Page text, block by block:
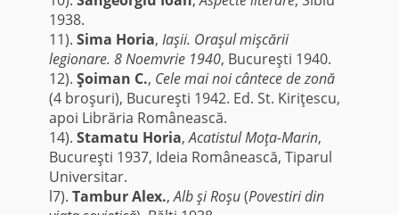
1938.
11). Sima Horia, Iaşii. Oraşul mişcării
legionare. 8 Noemvrie 1940, Bucureşti 1940.
12). Şoiman C., Cele mai noi cântece de zonă
(4 broşuri), Bucureşti 1942. Ed. St. Kiriţescu,
apoi Librăria Românească.
14). Stamatu Horia,Acatistul Moţa-Marin,
Bucureşti 1937, Ideia Românească, Tiparul
Universitar.
l7). Tambur Alex.,Alb şi Roşu(Povestiri din